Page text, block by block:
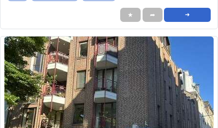
★ ➦ ➜